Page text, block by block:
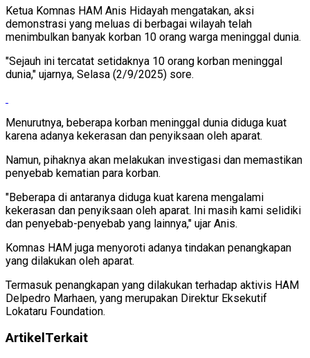
Ketua Komnas HAM Anis Hidayah mengatakan, aksi
demonstrasi yang meluas di berbagai wilayah telah
menimbulkan banyak korban 10 orang warga meninggal dunia.
"Sejauh ini tercatat setidaknya 10 orang korban meninggal
dunia," ujarnya, Selasa (2/9/2025) sore.
Menurutnya, beberapa korban meninggal dunia diduga kuat
karena adanya kekerasan dan penyiksaan oleh aparat.
Namun, pihaknya akan melakukan investigasi dan memastikan
penyebab kematian para korban.
"Beberapa di antaranya diduga kuat karena mengalami
kekerasan dan penyiksaan oleh aparat. Ini masih kami selidiki
dan penyebab-penyebab yang lainnya," ujar Anis.
Komnas HAM juga menyoroti adanya tindakan penangkapan
yang dilakukan oleh aparat.
Termasuk penangkapan yang dilakukan terhadap aktivis HAM
Delpedro Marhaen, yang merupakan Direktur Eksekutif
Lokataru Foundation.
Artikel Terkait